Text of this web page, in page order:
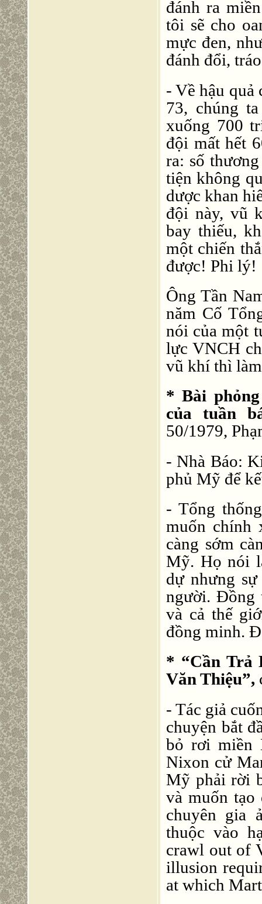
đánh ra
tôi sẽ cho
mực đen,
đánh đổi,
- Về hậu quả
73, chúng
xuống 700
đội mất hết
ra: số
tiện không
dược khan
đội này, vũ
bay thiếu,
một chiến
được! Phi lý!
Ông Tần
năm Cố
nói của một
lực VNCH
vũ khí thì
* Bài
của tuần
50/1979,
- Nhà Báo:
phủ Mỹ để
- Tổng
muốn chính
càng sớm
Mỹ. Họ nói
dự nhưng
người. Đồng
và cả thế
đồng minh.
* “Cần Trả
Văn Thiệu”,
- Tác giả
chuyện bắt
bỏ rơi miền
Nixon cử
Mỹ phải rời
và muốn
chuyên gia
thuộc vào
crawl out of
illusion
at which